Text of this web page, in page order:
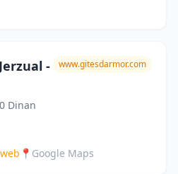
-
Dinan
www.gitesdarmor.com
📍 Google Maps